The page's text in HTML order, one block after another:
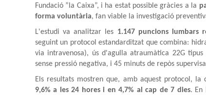
Fundació ”la Caixa”, i ha estat possible gràcies a la
forma voluntària, fan viable la investigació
L'estudi va analitzar les 1.147 puncions lumbars
seguint un protocol estandarditzat que combina:
via intravenosa), ús d'agulla atraumàtica 22G tipus
sense pressió negativa, i 45 minuts de repòs
Els resultats mostren que, amb aquest protocol,
9,6% a les 24 hores i en 4,7% al cap de 7 dies. En